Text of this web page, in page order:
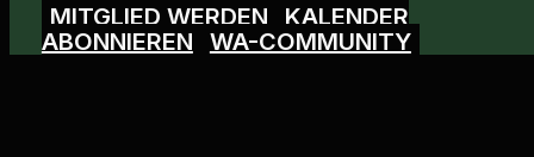
MITGLIED WERDEN
KALENDER
ABONNIEREN
WA-COMMUNITY